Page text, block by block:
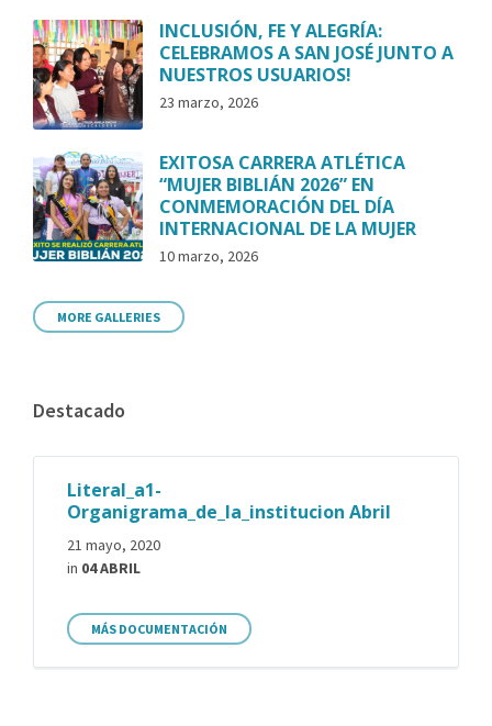
INCLUSIÓN, FE Y ALEGRÍA:
CELEBRAMOS A SAN JOSÉ JUNTO A
NUESTROS USUARIOS!
23 marzo, 2026
EXITOSA CARRERA ATLÉTICA
“MUJER BIBLIÁN 2026” EN
CONMEMORACIÓN DEL DÍA
INTERNACIONAL DE LA MUJER
10 marzo, 2026
MORE GALLERIES
Destacado
Literal_a1-
Organigrama_de_la_institucion Abril
21 mayo, 2020
in 04 ABRIL
MÁS DOCUMENTACIÓN